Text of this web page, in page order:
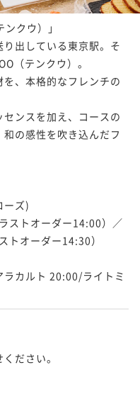
¥65,200~
2名 ¥ 60,636 ~
【禁煙】
利用で
ラックスキング（ユ
クウ）」
出している東京駅。そ
（テンクウ）。
、本格的なフレンチの
ンスを加え、コースの
の感性を吹き込んだフ
ーズ)
ストオーダー14:00）／
トオーダー14:30）
ラカルト 20:00/ライトミ
ださい。